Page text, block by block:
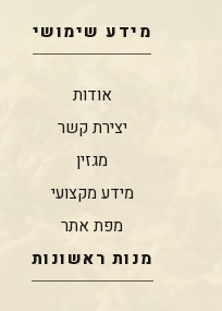
מידע שימושי
אודות
יצירת קשר
מגזין
מידע מקצועי
מפת אתר
מנות ראשונות